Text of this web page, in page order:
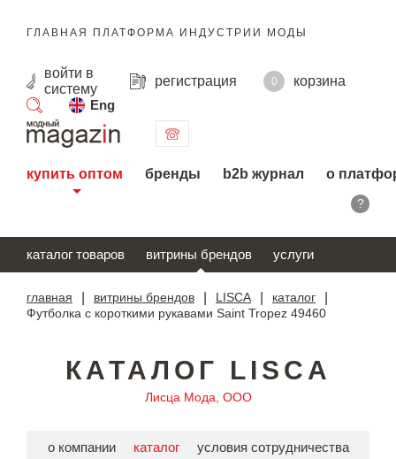
ГЛАВНАЯ ПЛАТФОРМА ИНДУСТРИИ МОДЫ
войти в
систему
регистрация 0
корзина
Eng
поиск
купить оптом бренды b2b журнал о
?
каталог товаров витрины брендов услуги
главная витрины брендов LISCA каталог
Футболка с короткими рукавами Saint Tropez 49460
КАТАЛОГ LISCA
Лисца Мода, ООО
о компании каталог
условия сотрудничества